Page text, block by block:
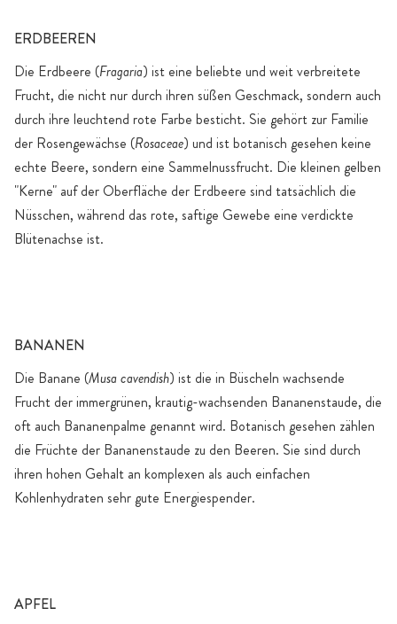
ERDBEEREN
Die Erdbeere (Fragaria) ist eine beliebte und weit verbreitete
Frucht, die nicht nur durch ihren süßen Geschmack, sondern auch
durch ihre leuchtend rote Farbe besticht. Sie gehört zur Familie
der Rosengewächse (Rosaceae) und ist botanisch gesehen keine
echte Beere, sondern eine Sammelnussfrucht. Die kleinen gelben
"Kerne" auf der Oberfläche der Erdbeere sind tatsächlich die
Nüsschen, während das rote, saftige Gewebe eine verdickte
Blütenachse ist.
BANANEN
Die Banane (Musa cavendish) ist die in Büscheln wachsende
Frucht der immergrünen, krautig-wachsenden Bananenstaude, die
oft auch Bananenpalme genannt wird. Botanisch gesehen zählen
die Früchte der Bananenstaude zu den Beeren. Sie sind durch
ihren hohen Gehalt an komplexen als auch einfachen
Kohlenhydraten sehr gute Energiespender.
APFEL